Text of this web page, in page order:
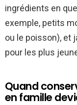
ingrédients en
exemple, petits
ou le poisson), et
pour les plus
Quand
en famille